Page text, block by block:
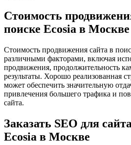
Стоимость
поиске Ecosia в Москве
Стоимость продвижения сайта в
различными факторами, включая
продвижения, продолжительность
результаты. Хорошо реализованная
может обеспечить значительную
привлечения большего трафика и
сайта.
Заказать SEO для
Ecosia в Москве